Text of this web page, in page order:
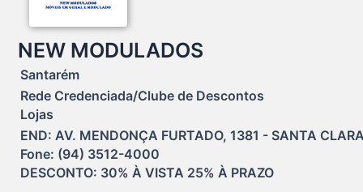
NEW MODULADOS
Santarém
Rede Credenciada/Clube de Descontos
Lojas
END: AV. MENDONÇA FURTADO, 1381 - SANTA
Fone: (94) 3512-4000
DESCONTO: 30% À VISTA 25% À PRAZO